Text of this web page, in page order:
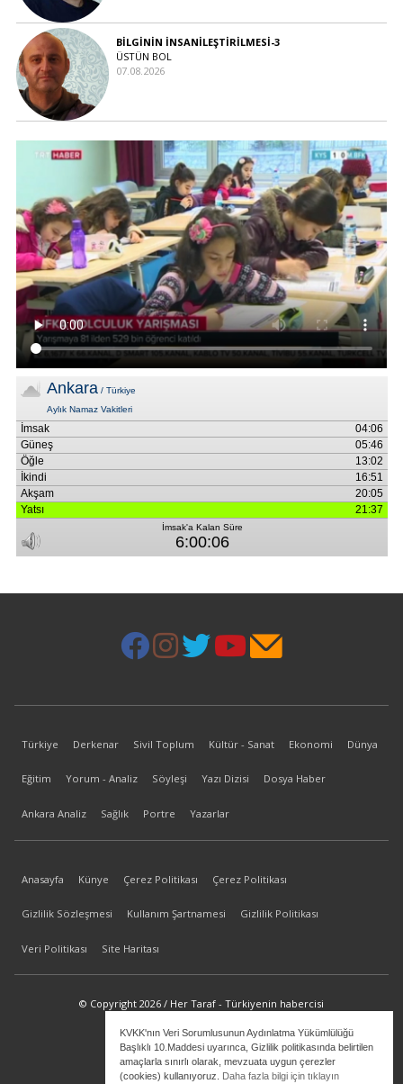
KVKK'nın Veri Sorumlusunun Aydınlatma Yükümlülüğü
Başlıklı 10.Maddesi uyarınca, Gizlilik politikasında belirtilen
amaçlarla sınırlı olarak, mevzuata uygun çerezler
(cookies) kullanıyoruz. Daha fazla bilgi için tıklayın
BİLGİNİN İNSANİLEŞTİRİLMESİ-3
ÜSTÜN BOL
07.08.2026
Türkiye Derkenar Sivil Toplum Kültür - Sanat Ekonomi Dünya
Eğitim Yorum - Analiz Söyleşi Yazı Dizisi Dosya Haber
Ankara Analiz Sağlık Portre Yazarlar
Anasayfa Künye Çerez Politikası Çerez Politikası
Gizlilik Sözleşmesi Kullanım Şartnamesi Gizlilik Politikası
Veri Politikası Site Haritası
© Copyright 2026 / Her Taraf - Türkiyenin habercisi
bilgi@hertaraf.com